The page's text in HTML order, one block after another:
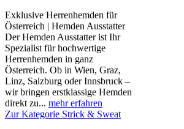
Exklusive Herrenhemden für
Österreich | Hemden Ausstatter
Der Hemden Ausstatter ist Ihr
Spezialist für hochwertige
Herrenhemden in ganz
Österreich. Ob in Wien, Graz,
Linz, Salzburg oder Innsbruck –
wir bringen erstklassige Hemden
direkt zu... mehr erfahren
Zur Kategorie Strick & Sweat